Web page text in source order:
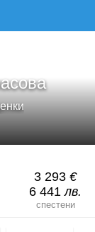
3 293 €
6 441лв.
спестени